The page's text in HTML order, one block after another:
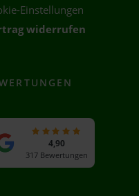
Einstellungen
widerrufen
4,90
317 Bewertungen